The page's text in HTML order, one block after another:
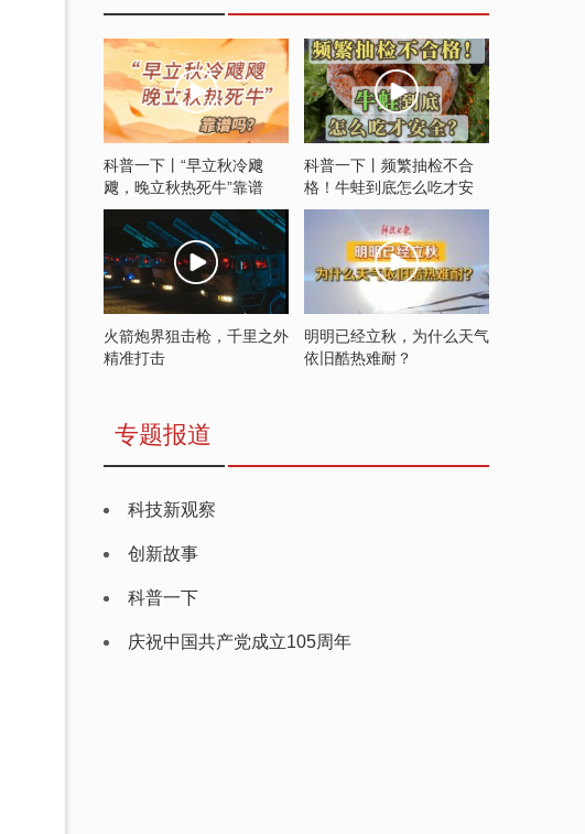
科普一下丨“早立秋冷飕
飕，晚立秋热死牛”靠谱
吗？
科普一下丨频繁抽检不合
格！牛蛙到底怎么吃才安
全？
火箭炮界狙击枪，千里之外
精准打击
明明已经立秋，为什么天气
依旧酷热难耐？
专题报道
科技新观察
创新故事
科普一下
庆祝中国共产党成立105周年